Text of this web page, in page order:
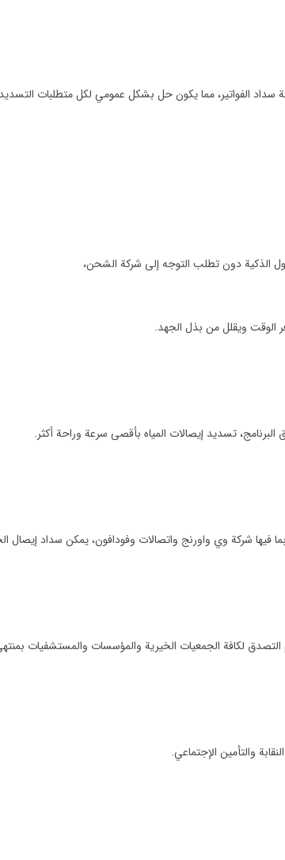
الذكية دون تطلب التوجه إلى شركة الشحن،
الوقت ويقلل من بذل الجهد.
تسديد إيصالات المياه بأقصى سرعة وراحة أكثر.
فيها شركة وي واورنج واتصالات وفودافون، يمكن سداد
لكافة الجمعيات الخيرية والمؤسسات والمستشفيات
والتأمين الإجتماعي.